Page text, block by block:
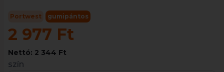
Portwest gumipántos
2 977 Ft
Nettó: 2 344 Ft
szín